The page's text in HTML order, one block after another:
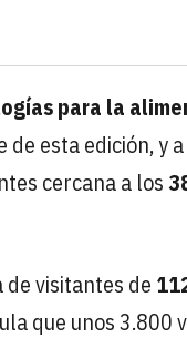
para la
esta edición, y
cercana a los
visitantes de
que unos